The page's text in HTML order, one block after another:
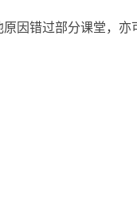
因错过部分课堂，亦